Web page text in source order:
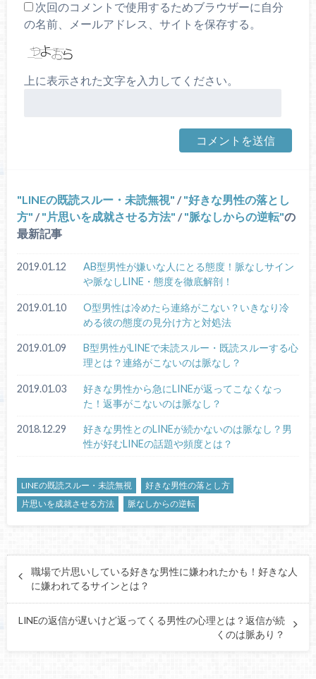
次回のコメントで使用するためブラウザーに自分
の名前、メールアドレス、サイトを保存する。
上に表示された文字を入力してください。
LINEの既読スルー・未読無視 / 好きな男性の落とし
方 / 片思いを成就させる方法 / 脈なしからの逆転 の
最新記事
2019.01.12
AB型男性が嫌いな人にとる態度！脈なしサイン
や脈なしLINE・態度を徹底解剖！
2019.01.10
O型男性は冷めたら連絡がこない？いきなり冷
める彼の態度の見分け方と対処法
2019.01.09
B型男性がLINEで未読スルー・既読スルーする心
理とは？連絡がこないのは脈なし？
2019.01.03
好きな男性から急にLINEが返ってこなくなっ
た！返事がこないのは脈なし？
2018.12.29
好きな男性とのLINEが続かないのは脈なし？男
性が好むLINEの話題や頻度とは？
LINEの既読スルー・未読無視
好きな男性の落とし方
片思いを成就させる方法
脈なしからの逆転
職場で片思いしている好きな男性に嫌われたかも！好きな人
に嫌われてるサインとは？
LINEの返信が遅いけど返ってくる男性の心理とは？返信が続
くのは脈あり？